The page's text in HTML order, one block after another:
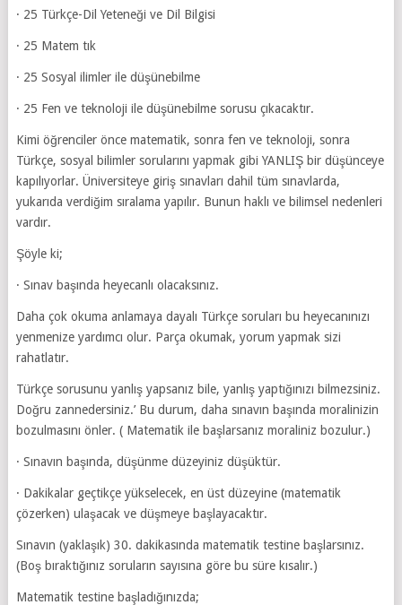
· 25 Türkçe-Dil Yeteneği ve Dil Bilgisi
· 25 Matem tık
· 25 Sosyal ilimler ile düşünebilme
· 25 Fen ve teknoloji ile düşünebilme sorusu çıkacaktır.
Kimi öğrenciler önce matematik, sonra fen ve teknoloji, sonra
Türkçe, sosyal bilimler sorularını yapmak gibi YANLIŞ bir düşünceye
kapılıyorlar. Üniversiteye giriş sınavları dahil tüm sınav­larda,
yukarıda verdiğim sıralama yapılır. Bunun haklı ve bilimsel nedenleri
vardır.
Şöyle ki;
· Sınav başında heyecanlı olacaksınız.
Daha çok okuma anlamaya dayalı Türkçe soruları bu heyecanınızı
yenmenize yardımcı olur. Parça okumak, yorum yapmak sizi
rahatlatır.
Türkçe sorusunu yanlış yapsanız bile, yanlış yaptığınızı bilmezsiniz.
Doğru zannedersiniz.’ Bu durum, daha sınavın başında moralinizin
bozulmasını önler. ( Matematik ile başlarsanız moraliniz bozulur.)
· Sınavın başında, düşünme düzeyiniz düşüktür.
· Dakikalar geçtikçe yükselecek, en üst düzeyine (matematik
çözerken) ulaşacak ve düşmeye başlayacaktır.
Sınavın (yaklaşık) 30. dakikasında matematik testine başlarsınız.
(Boş bıraktığınız soruların sayısına göre bu süre kısalır.)
Matematik testine başladığınızda;